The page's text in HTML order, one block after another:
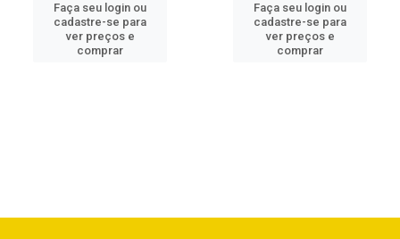
Faça seu login ou
cadastre-se para
ver preços e
comprar
Faça seu login ou
cadastre-se para
ver preços e
comprar